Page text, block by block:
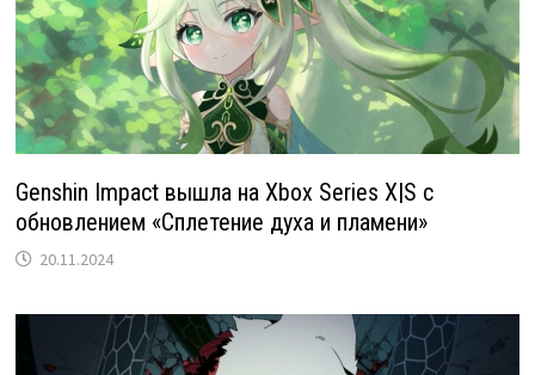
Genshin Impact вышла на Xbox Series X|S с
обновлением «Сплетение духа и пламени»
20.11.2024